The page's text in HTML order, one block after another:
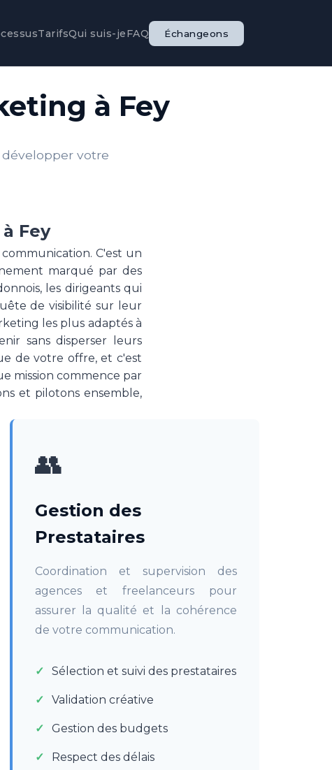
TarifsQui suis-jeFAQ Échangeons
à Fey
votre
Fey
C'est un
marqué par des
les dirigeants qui
de visibilité sur leur
les plus adaptés à
sans disperser leurs
de votre offre, et c'est
mission commence par
et pilotons ensemble,
👥
Gestion des
Prestataires
Coordination et supervision des
agences et freelanceurs pour
assurer la qualité et la cohérence
de votre communication.
Sélection et suivi des prestataires
Validation créative
Gestion des budgets
Respect des délais